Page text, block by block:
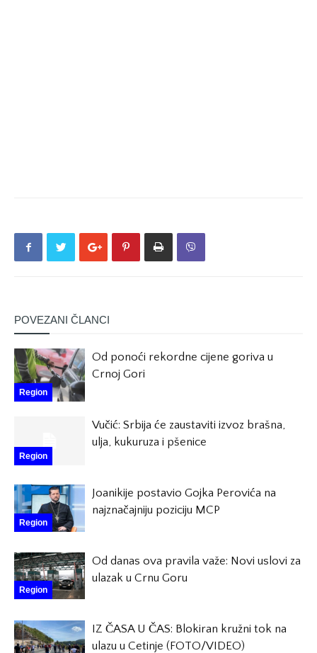
POVEZANI ČLANCI
Region
Od ponoći rekordne cijene goriva u
Crnoj Gori
Region
Vučić: Srbija će zaustaviti izvoz brašna,
ulja, kukuruza i pšenice
Region
Joanikije postavio Gojka Perovića na
najznačajniju poziciju MCP
Region
Od danas ova pravila važe: Novi uslovi za
ulazak u Crnu Goru
IZ ČASA U ČAS: Blokiran kružni tok na
ulazu u Cetinje (FOTO/VIDEO)